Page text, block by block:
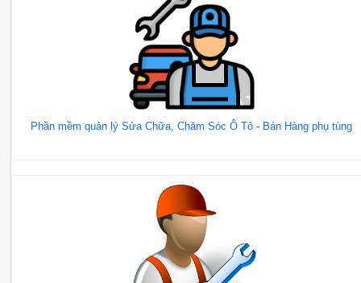
Phần mềm quản lý Sửa Chữa, Chăm Sóc Ô Tô - Bán Hàng phụ tùng